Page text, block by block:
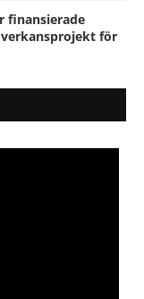
finansierade
för